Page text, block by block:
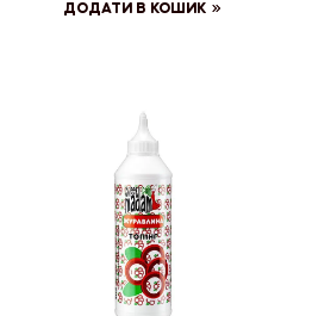
ДОДАТИ В КОШИК